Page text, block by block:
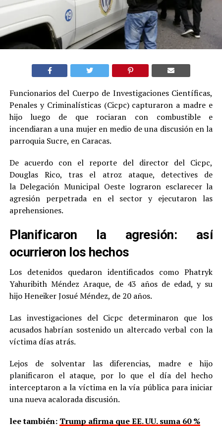
Funcionarios del Cuerpo de Investigaciones Científicas,
Penales y Criminalísticas (Cicpc) capturaron a madre e
hijo luego de que rociaran con combustible e
incendiaran a una mujer en medio de una discusión en la
parroquia Sucre, en Caracas.
De acuerdo con el reporte del director del Cicpc,
Douglas Rico, tras el atroz ataque, detectives de
la Delegación Municipal Oeste lograron esclarecer la
agresión perpetrada en el sector y ejecutaron las
aprehensiones.
Planificaron la agresión: así
ocurrieron los hechos
Los detenidos quedaron identificados como Phatryk
Yahuribith Méndez Araque, de 43 años de edad, y su
hijo Heneiker Josué Méndez, de 20 años.
Las investigaciones del Cicpc determinaron que los
acusados habrían sostenido un altercado verbal con la
víctima días atrás.
Lejos de solventar las diferencias, madre e hijo
planificaron el ataque, por lo que el día del hecho
interceptaron a la víctima en la vía pública para iniciar
una nueva acalorada discusión.
lee también: Trump afirma que EE. UU. suma 60 %